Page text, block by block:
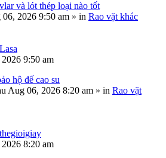
và lót thép loại nào tốt
2026 9:50 am » in Rao vặt khác
Lasa
9:50 am
hộ đế cao su
Aug 06, 2026 8:20 am » in Rao vặt
thegioigiay
8:20 am